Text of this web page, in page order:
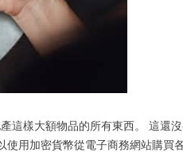
這樣大額物品的所有東西。 這還
使用加密貨幣從電子商務網站購買